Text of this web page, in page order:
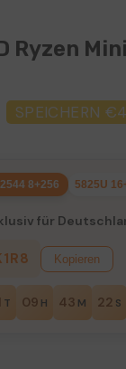
Ryzen
SPEICHERN
8+256 5825U
für
Kopieren
T 09 H 43 M 20 S